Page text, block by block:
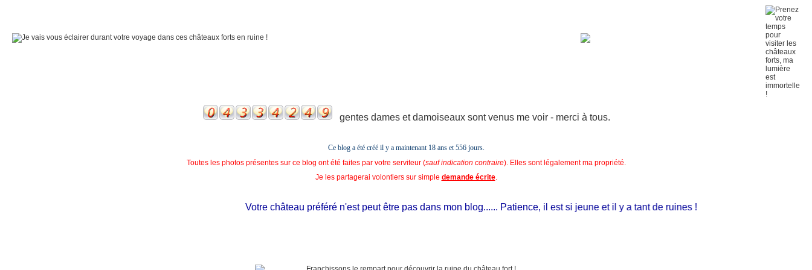
gentes dames et damoiseaux sont venus me voir - merci à tous.
Ce blog a été créé il y a maintenant 18 ans et 556 jours.
Toutes les photos présentes sur ce blog ont été faites par votre serviteur (sauf indication contraire). Elles sont légalement ma propriété.
Je les partagerai volontiers sur simple demande écrite.
Votre château préféré n'est peut être pas dans mon blog...... Patience, il est si jeune et il y a tant de ruines !